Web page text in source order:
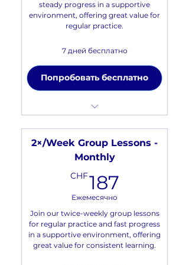
steady progress in a supportive
environment, offering great value for
regular practice.
7 дней бесплатно
Попробовать бесплатно
Frequency: 1 lesson a week
Number of lessons per
month: 4-5 (depending on
Number of students in a
small group: 3-5 people
Format: Lessons are
conducted via Zoom
Pause option during holidays
2×/Week Group Lessons -
Monthly
CHF187
Ежемесячно
Join our twice-weekly group lessons
for regular practice and fast progress
in a supportive environment, offering
great value for consistent learning.